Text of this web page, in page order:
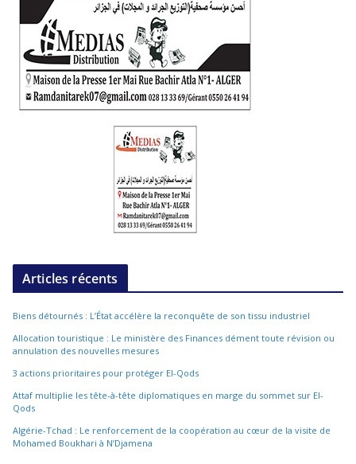
Articles récents
Biens détournés : L’État accélère la reconquête de son tissu industriel
Allocation touristique : Le ministère des Finances dément toute révision ou
annulation des nouvelles mesures
3 actions prioritaires pour protéger El-Qods
Attaf multiplie les tête-à-tête diplomatiques en marge du sommet sur El-
Qods
Algérie-Tchad : Le renforcement de la coopération au cœur de la visite de
Mohamed Boukhari à N’Djamena